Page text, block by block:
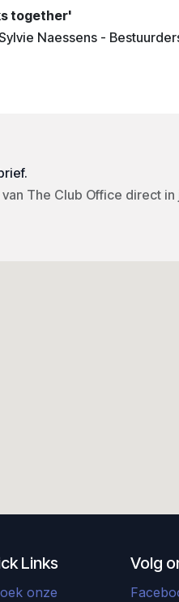
together'
Naessens -
The Club Office direct in
Links
onze
Volg